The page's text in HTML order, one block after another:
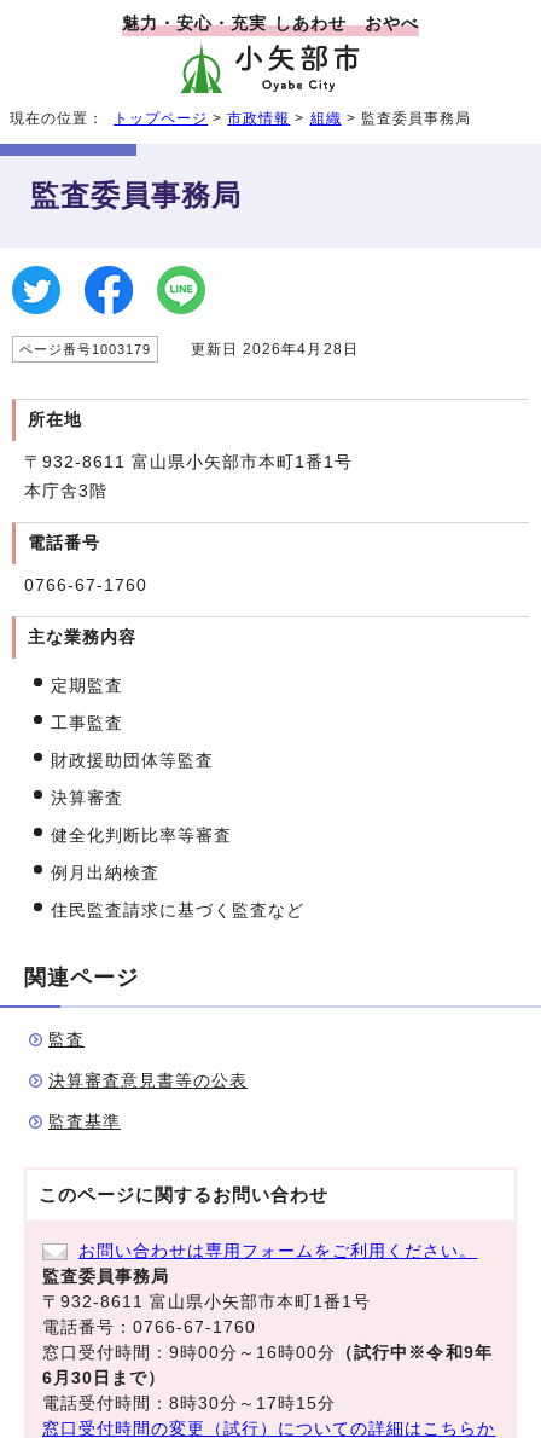
魅力・安心・充実 しあわせ おやべ
現在の位置： トップページ >市政情報 > 組織 > 監査委員事務局
監査委員事務局
ページ番号1003179 更新日 2026年4月28日
所在地
〒932-8611 富山県小矢部市本町1番1号
本庁舎3階
電話番号
0766-67-1760
主な業務内容
定期監査
工事監査
財政援助団体等監査
決算審査
健全化判断比率等審査
例月出納検査
住民監査請求に基づく監査など
関連ページ
監査
決算審査意見書等の公表
監査基準
このページに関するお問い合わせ
お問い合わせは専用フォームをご利用ください。
監査委員事務局
〒932-8611 富山県小矢部市本町1番1号
電話番号：0766-67-1760
窓口受付時間：9時00分～16時00分 （試行中※令和9年
6月30日まで）
電話受付時間：8時30分～17時15分
窓口受付時間の変更（試行）についての詳細はこちらか